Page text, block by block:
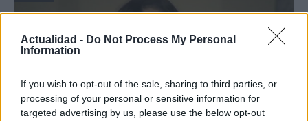
Actualidad - Do Not Process My Personal
Information
If you wish to opt-out of the sale, sharing to third parties, or
processing of your personal or sensitive information for
targeted advertising by us, please use the below opt-out